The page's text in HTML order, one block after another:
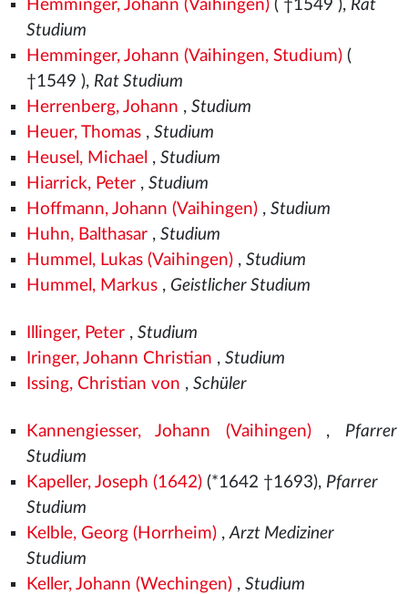
Hemminger, Johann (Vaihingen)( †1549 ), Rat
Studium
Hemminger, Johann (Vaihingen, Studium)(
†1549 ), Rat Studium
Herrenberg, Johann , Studium
Heuer, Thomas, Studium
Heusel, Michael , Studium
Hiarrick, Peter, Studium
Hoffmann, Johann (Vaihingen), Studium
Huhn, Balthasar, Studium
Hummel, Lukas (Vaihingen), Studium
Hummel, Markus, Geistlicher Studium
Illinger, Peter, Studium
Iringer, Johann Christian , Studium
Issing, Christian von , Schüler
Kannengiesser, Johann (Vaihingen), Pfarrer
Studium
Kapeller, Joseph (1642)(*1642 †1693), Pfarrer
Studium
Kelble, Georg (Horrheim),Arzt Mediziner
Studium
Keller, Johann (Wechingen), Studium